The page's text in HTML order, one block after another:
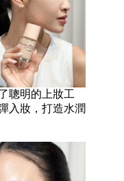
聰明的上妝工
入妝，打造水潤